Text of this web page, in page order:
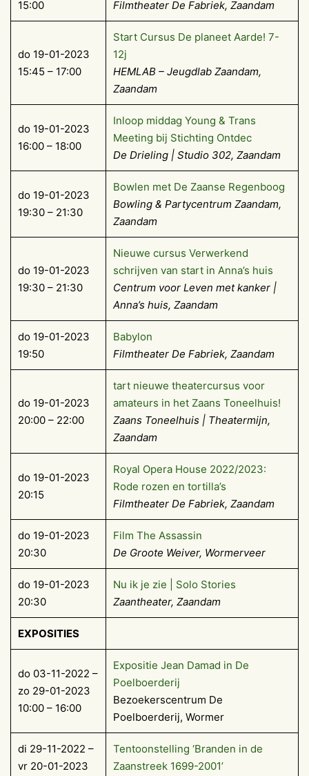
15:00 Filmtheater De Fabriek, Zaandam
do 19-01-2023
15:45 – 17:00
Start Cursus De planeet Aarde! 7-
12j
HEMLAB – Jeugdlab Zaandam,
Zaandam
do 19-01-2023
16:00 – 18:00
Inloop middag Young & Trans
Meeting bij Stichting Ontdec
De Drieling | Studio 302, Zaandam
do 19-01-2023
19:30 – 21:30
Bowlen met De Zaanse Regenboog
Bowling & Partycentrum Zaandam,
Zaandam
do 19-01-2023
19:30 – 21:30
Nieuwe cursus Verwerkend
schrijven van start in Anna’s huis
Centrum voor Leven met kanker |
Anna’s huis, Zaandam
do 19-01-2023
19:50
Babylon
Filmtheater De Fabriek, Zaandam
do 19-01-2023
20:00 – 22:00
tart nieuwe theatercursus voor
amateurs in het Zaans Toneelhuis!
Zaans Toneelhuis | Theatermijn,
Zaandam
do 19-01-2023
20:15
Royal Opera House 2022/2023:
Rode rozen en tortilla’s
Filmtheater De Fabriek, Zaandam
do 19-01-2023
20:30
Film The Assassin
De Groote Weiver, Wormerveer
do 19-01-2023
20:30
Nu ik je zie | Solo Stories
Zaantheater, Zaandam
EXPOSITIES
do 03-11-2022 –
zo 29-01-2023
10:00 – 16:00
Expositie Jean Damad in De
Poelboerderij
Bezoekerscentrum De
Poelboerderij, Wormer
di 29-11-2022 –
vr 20-01-2023
Tentoonstelling ‘Branden in de
Zaanstreek 1699-2001’